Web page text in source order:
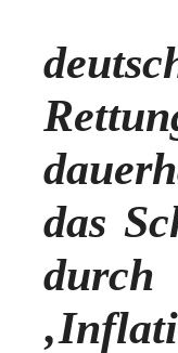
das